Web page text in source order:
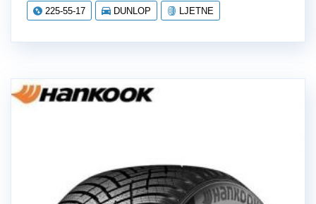
225-55-17 DUNLOP LJETNE